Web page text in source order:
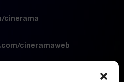
cinerama
cineramaweb
cinerames